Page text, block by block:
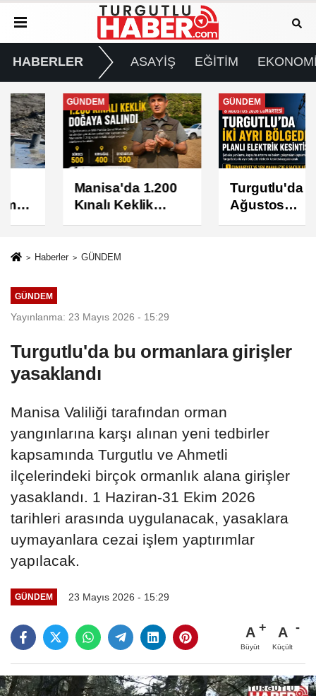
HABERLER ASAYİŞ EĞİTİM
GÜNDEM
Manisa'da 1.200
Kınalı Keklik
Doğaya Salındı
GÜNDEM
Turgutlu'da 8
Ağustos
Cumartesi Günü
Haberler GÜNDEM
GÜNDEM
Yayınlanma: 23 Mayıs 2026 - 15:29
Turgutlu'da bu ormanlara girişler
yasaklandı
Manisa Valiliği tarafından orman
yangınlarına karşı alınan yeni tedbirler
kapsamında Turgutlu ve Ahmetli
ilçelerindeki birçok ormanlık alana girişler
yasaklandı. 1 Haziran-31 Ekim 2026
tarihleri arasında uygulanacak, yasaklara
uymayanlara cezai işlem yaptırımlar
yapılacak.
GÜNDEM 23 Mayıs 2026 - 15:29
A
Büyüt
A
Küçült